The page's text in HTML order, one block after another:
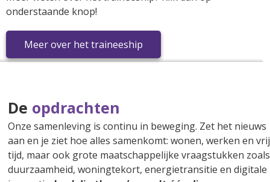
onderstaande knop!
Meer over het traineeship
De opdrachten
Onze samenleving is continu in beweging. Zet het nieuws
aan en je ziet hoe alles samenkomt: wonen, werken en
tijd, maar ook grote maatschappelijke vraagstukken zoals
duurzaamheid, woningtekort, energietransitie en digitale